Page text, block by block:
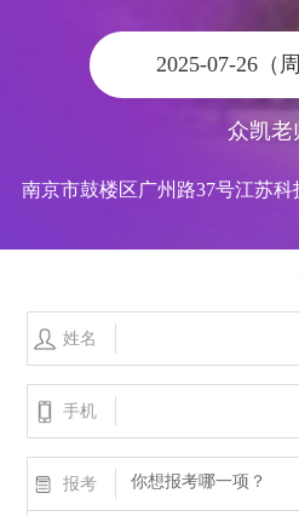
2025-07-26（
众凯老
南京市鼓楼区广州路37号江苏科
姓名
手机
报考 你想报考哪一项？